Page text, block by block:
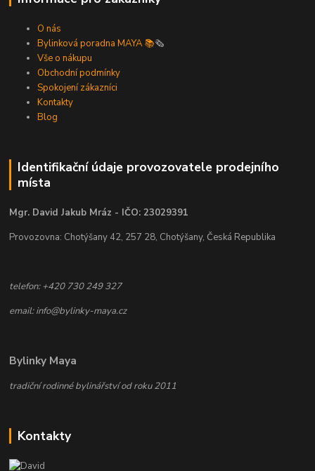
O nás
Bylinková poradna MAYA 📚🗞️
Vše o nákupu
Obchodní podmínky
Spokojení zákazníci
Kontakty
Blog
Identifikační údaje provozovatele prodejního
místa
Mgr. David Jakub Mráz - IČO: 23029391
Provozovna: Chotýšany 42, 257 28, Chotýšany, Česká Republika
telefon: +420 730 249 327
email: info@bylinky-maya.cz
Bylinky Maya
tradiční rodinné bylinářství od roku 2011
Kontakty